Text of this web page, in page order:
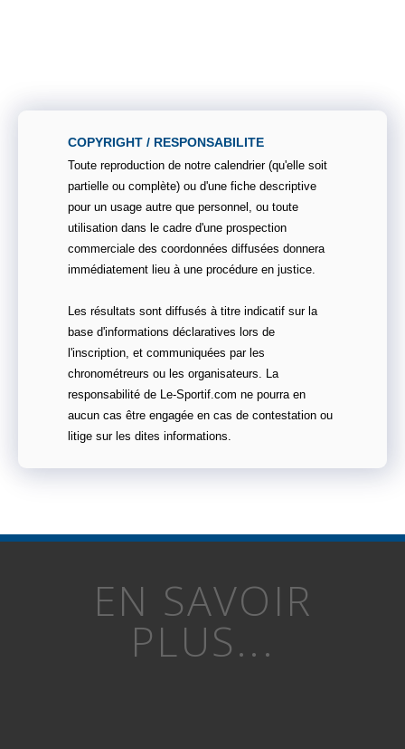
COPYRIGHT / RESPONSABILITE
Toute reproduction de notre calendrier (qu'elle soit
partielle ou complète) ou d'une fiche descriptive
pour un usage autre que personnel, ou toute
utilisation dans le cadre d'une prospection
commerciale des coordonnées diffusées donnera
immédiatement lieu à une procédure en justice.
Les résultats sont diffusés à titre indicatif sur la
base d'informations déclaratives lors de
l'inscription, et communiquées par les
chronométreurs ou les organisateurs. La
responsabilité de Le-Sportif.com ne pourra en
aucun cas être engagée en cas de contestation ou
litige sur les dites informations.
EN SAVOIR
PLUS...